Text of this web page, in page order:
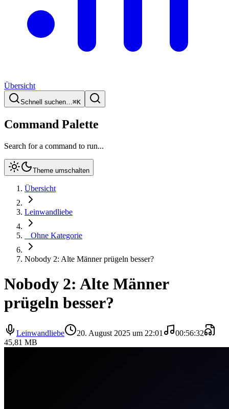
Übersicht
Schnell suchen…⌘K
Command Palette
Search for a command to run...
Theme umschalten
Übersicht
Leinwandliebe
_ Ohne Kategorie
Nobody 2: Alte Männer prügeln besser?
Nobody 2: Alte Männer
prügeln besser?
Leinwandliebe 20. August 2025 um 22:01
00:56:32
45,81 MB